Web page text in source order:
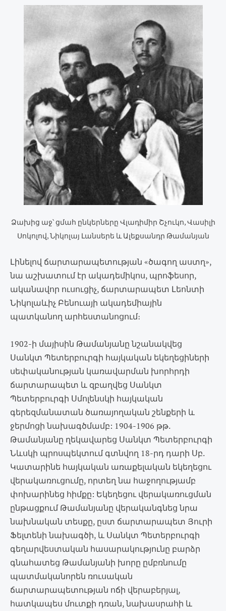
Ձախից աջ՝ ցմահ ընկերները Վլադիմիր Շչուկո, Վասիլի
Սոկոլով, Նիկոլայ Լանսերե և Ալեքսանդր Թամանյան
Լինելով ճարտարապետության «ծագող աստղ»,
նա աշխատում էր ակադեմիկոս, պրոֆեսոր,
ականավոր ուսուցիչ, ճարտարապետ Լեոնտի
Նիկոլաևիչ Բենուայի ակադեմիային
պատկանող արհեստանոցում։
1902-ի մայիսին Թամանյանը նշանակվեց
Սանկտ Պետերբուրգի հայկական եկեղեցիների
սեփականության կառավարման խորհրդի
ճարտարապետ և զբաղվեց Սանկտ
Պետերբուրգի Սմոլենսկի հայկական
գերեզմանատան ծառայողական շենքերի և
ջերմոցի նախագծմամբ: 1904-1906 թթ.
Թամանյանը ղեկավարեց Սանկտ Պետերբուրգի
Նևսկի պրոսպեկտում գտնվող 18-րդ դարի Սբ.
Կատարինե հայկական առաքելական եկեղեցու
վերակառուցումը, որտեղ նա հաջողությամբ
փոխարինեց հիմքը: Եկեղեցու վերակառուցման
ընթացքում Թամանյանը վերականգնեց նրա
նախնական տեսքը, ըստ ճարտարապետ Յուրի
Ֆելտենի նախագծի, և Սանկտ Պետերբուրգի
գեղարվեստական հասարակությունը բարձր
գնահատեց Թամանյանի խորը ըմբռնումը
պատմականորեն ռուսական
ճարտարապետության ոճի վերաբերյալ,
հատկապես մուտքի դռան, նախասրահի և